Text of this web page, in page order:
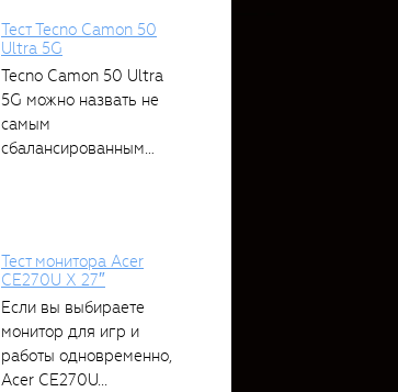
Тест Tecno Camon 50
Ultra 5G
Tecno Camon 50 Ultra
5G можно назвать не
самым
сбалансированным
Тест монитора Acer
CE270U X 27″
Если вы выбираете
монитор для игр и
работы одновременно,
Acer CE270U...